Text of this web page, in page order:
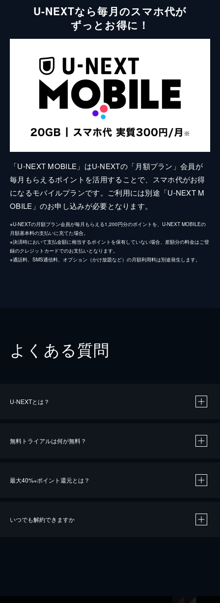
U-NEXTなら毎月のスマホ代が
ずっとお得に！
「U-NEXT MOBILE」はU-NEXTの「月額プラン」会員が
毎月もらえるポイントを活用することで、スマホ代がお得
になるモバイルプランです。ご利用には別途「U-NEXT M
OBILE」のお申し込みが必要となります。
※U-NEXTの月額プラン会員が毎月もらえる1,200円分のポイントを、U-NEXT MOBILEの
月額基本料の支払いに充てた場合。
※決済時において支払金額に相当するポイントを保有していない場合、差額分の料金はご登
録のクレジットカードでのお支払いとなります。
※通話料、SMS通信料、オプション（かけ放題など）の月額利用料は別途発生します。
よくある質問
U-NEXTとは？
無料トライアルは何が無料？
最大40%※ポイント還元とは？
いつでも解約できますか